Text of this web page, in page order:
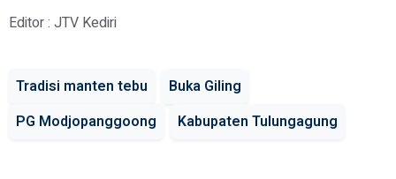
Editor : JTV Kediri
Tradisi manten tebu
Buka Giling
PG Modjopanggoong
Kabupaten Tulungagung